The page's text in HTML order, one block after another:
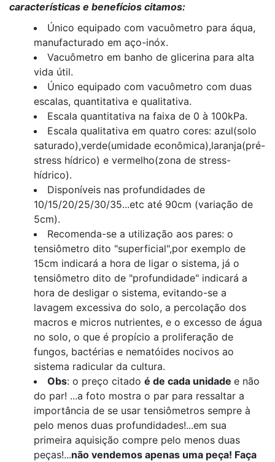
características e benefícios citamos:
Único equipado com vacuômetro para áqua,
manufacturado em aço-inóx.
Vacuômetro em banho de glicerina para alta
vida útil.
Único equipado com vacuômetro com duas
escalas, quantitativa e qualitativa.
Escala quantitativa na faixa de 0 à 100kPa.
Escala qualitativa em quatro cores: azul(solo
saturado),verde(umidade econômica),laranja(pré-
stress hídrico) e vermelho(zona de stress-
hídrico).
Disponíveis nas profundidades de
10/15/20/25/30/35...etc até 90cm (variação de
5cm).
Recomenda-se a utilização aos pares: o
tensiômetro dito "superficial",por exemplo de
15cm indicará a hora de ligar o sistema, já o
tensiômetro dito de "profundidade" indicará a
hora de desligar o sistema, evitando-se a
lavagem excessiva do solo, a percolação dos
macros e micros nutrientes, e o excesso de água
no solo, o que é propício a proliferação de
fungos, bactérias e nematóides nocivos ao
sistema radicular da cultura.
Obs: o preço citado é de cada unidade e não
do par! ...a foto mostra o par para ressaltar a
importância de se usar tensiômetros sempre à
pelo menos duas profundidades!...em sua
primeira aquisição compre pelo menos duas
peças!...não vendemos apenas uma peça! Faça